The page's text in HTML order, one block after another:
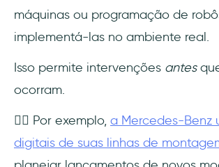
máquinas ou programação de
implementá-las no ambiente real.
Isso permite intervenções antes
ocorram.
👉🏻 Por exemplo, a Mercedes-Benz
digitais de suas linhas de